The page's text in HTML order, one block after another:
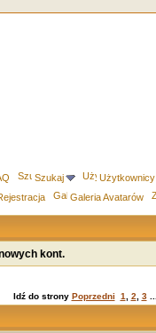
Szukaj Użytkownicy
Galeria Avatarów
kont.
Idź do strony Poprzedni 1 2 3...